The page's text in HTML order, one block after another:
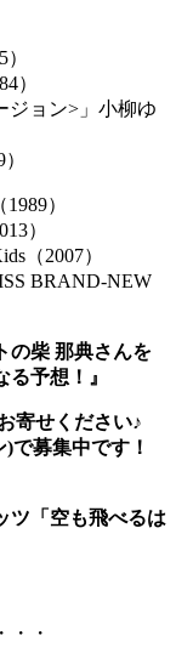
）
ジョン>」小柳ゆ
）
）
（2007）
BRAND-NEW
の柴 那典さんを
予想！』
寄せください♪
で募集中です！
ツ「空も飛べるは
・・